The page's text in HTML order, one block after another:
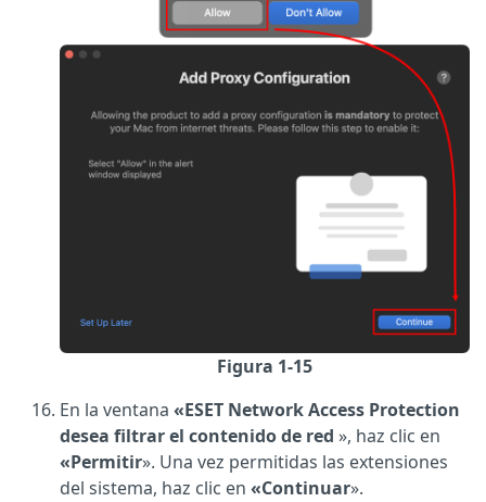
Figura 1-15
En la ventana «ESET Network Access Protection
desea filtrar el contenido de red », haz clic en
«Permitir». Una vez permitidas las extensiones
del sistema, haz clic en «Continuar».